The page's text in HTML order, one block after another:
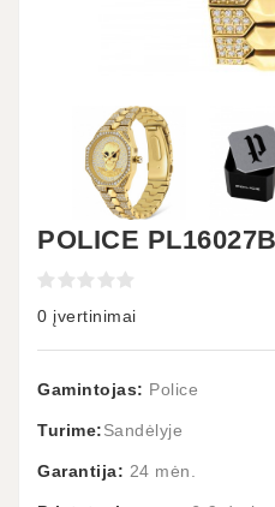
POLICE
0 įvertinimai
Gamintojas: Police
Turime:Sandėlyje
Garantija: 24 mėn.